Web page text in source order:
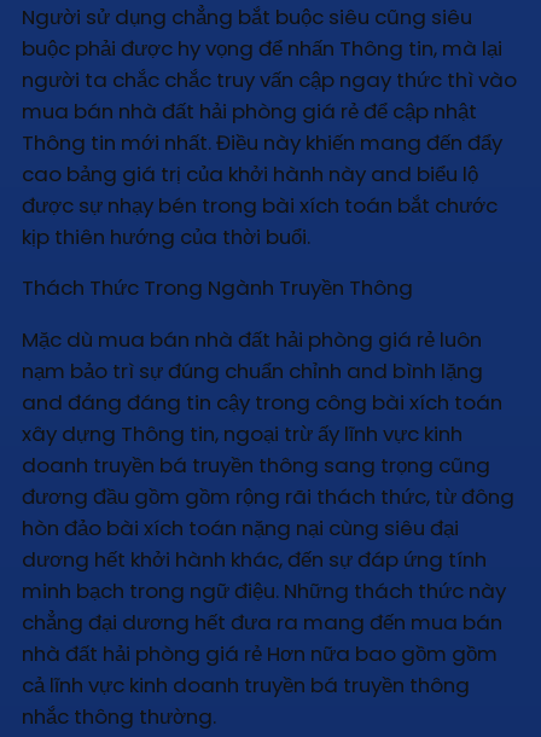
Người sử dụng chẳng bắt buộc siêu cũng siêu
buộc phải được hy vọng để nhấn Thông tin, mà lại
người ta chắc chắc truy vấn cập ngay thức thì vào
mua bán nhà đất hải phòng giá rẻ để cập nhật
Thông tin mới nhất. Điều này khiến mang đến đẩy
cao bảng giá trị của khởi hành này and biểu lộ
được sự nhạy bén trong bài xích toán bắt chước
kịp thiên hướng của thời buổi.
Thách Thức Trong Ngành Truyền Thông
Mặc dù mua bán nhà đất hải phòng giá rẻ luôn
nạm bảo trì sự đúng chuẩn chỉnh and bình lặng
and đáng đáng tin cậy trong công bài xích toán
xây dựng Thông tin, ngoại trừ ấy lĩnh vực kinh
doanh truyền bá truyền thông sang trọng cũng
đương đầu gồm gồm rộng rãi thách thức, từ đông
hòn đảo bài xích toán nặng nại cùng siêu đại
dương hết khởi hành khác, đến sự đáp ứng tính
minh bạch trong ngữ điệu. Những thách thức này
chẳng đại dương hết đưa ra mang đến mua bán
nhà đất hải phòng giá rẻ Hơn nữa bao gồm gồm
cả lĩnh vực kinh doanh truyền bá truyền thông
nhắc thông thường.